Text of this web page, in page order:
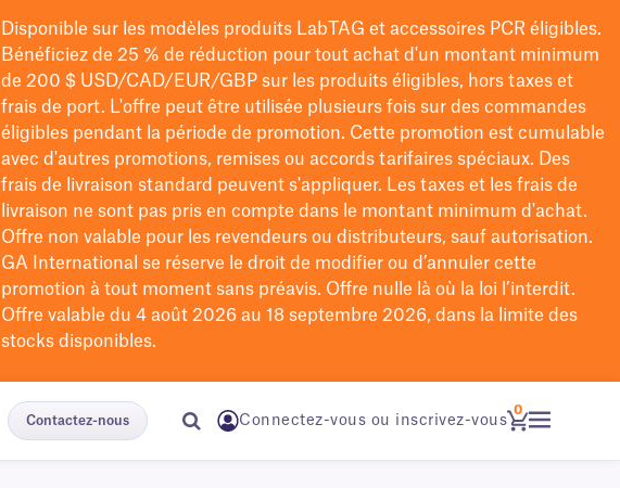
Disponible sur les modèles produits LabTAG et accessoires PCR éligibles.
Bénéficiez de 25 % de réduction pour tout achat d'un montant minimum
de 200 $USD/CAD/EUR/GBPsur les produits éligibles, hors taxes et
frais de port. L'offre peut être utilisée plusieurs fois sur des commandes
éligibles pendant la période de promotion. Cette promotion est cumulable
avec d'autres promotions, remises ou accords tarifaires spéciaux. Des
frais de livraison standard peuvent s'appliquer. Les taxes et les frais de
livraison ne sont pas pris en compte dans le montant minimum d'achat.
Offre non valable pour les revendeurs ou distributeurs, sauf autorisation.
GA International se réserve le droit de modifierou d’annuler cette
promotion à tout moment sans préavis. Offre nulle là où la loi l’interdit.
Offre valable du 4 août 2026 au 18 septembre 2026, dans la limite des
stocks disponibles.
Contactez-nous Connectez-vous ou inscrivez-vous
0